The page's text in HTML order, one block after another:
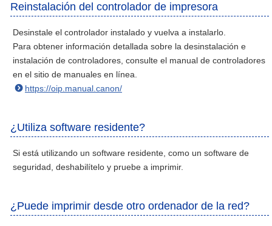
Reinstalación del controlador de impresora
Desinstale el controlador instalado y vuelva a instalarlo.
Para obtener información detallada sobre la desinstalación e
instalación de controladores, consulte el manual de controladores
en el sitio de manuales en línea.
https://oip.manual.canon/
¿Utiliza software residente?
Si está utilizando un software residente, como un software de
seguridad, deshabilítelo y pruebe a imprimir.
¿Puede imprimir desde otro ordenador de la red?